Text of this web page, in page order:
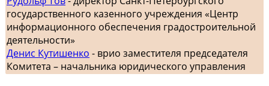
государственного казенного учреждения «Центр
информационного обеспечения градостроительной
деятельности»
Денис Кутишенко - врио заместителя председателя
Комитета – начальника юридического управления